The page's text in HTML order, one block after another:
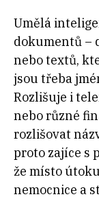
Umělá
dokumentů –
nebo textů,
jsou třeba
Rozlišuje i
nebo různé
rozlišovat
proto zajíce s
že místo
nemocnice a